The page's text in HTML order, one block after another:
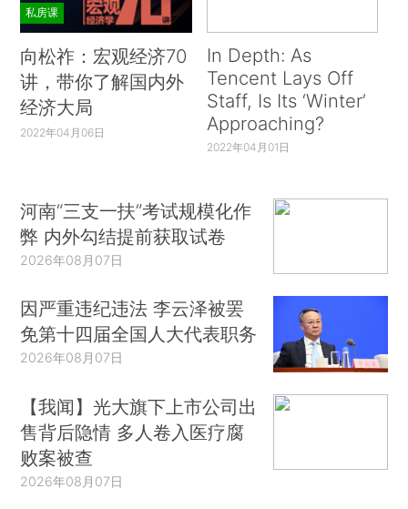
私房课
向松祚：宏观经济70
讲，带你了解国内外
经济大局
2022年04月06日
In Depth: As
Tencent Lays Off
Staff, Is Its ‘Winter’
Approaching?
2022年04月01日
河南“三支一扶”考试规模化作
弊 内外勾结提前获取试卷
2026年08月07日
因严重违纪违法 李云泽被罢
免第十四届全国人大代表职务
2026年08月07日
【我闻】光大旗下上市公司出
售背后隐情 多人卷入医疗腐
败案被查
2026年08月07日